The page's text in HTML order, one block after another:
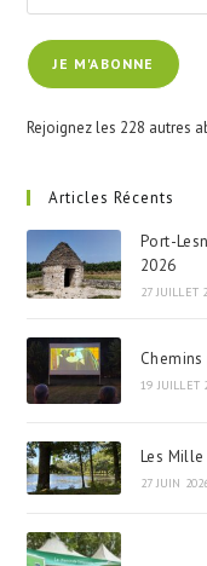
adresse
e-
mailJE M'ABONNE
Rejoignez les 228 autres
Articles Récents
Port-
2026
27 JUILLET
19 JUILLET
Les
27 JUIN